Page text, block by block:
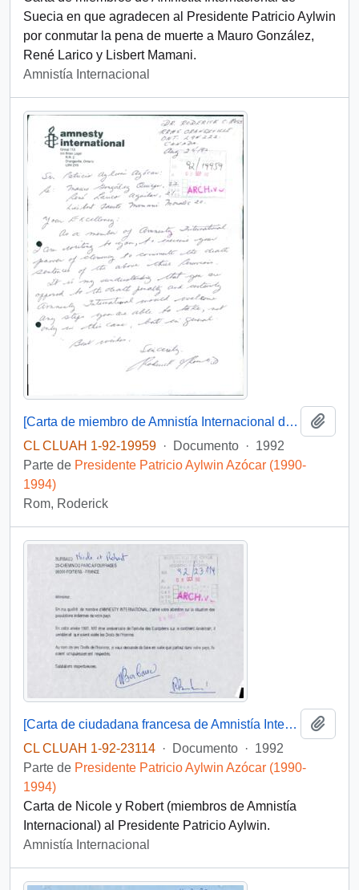
Suecia en que agradecen al Presidente Patricio Aylwin
por conmutar la pena de muerte a Mauro González,
René Larico y Lisbert Mamani.
Amnistía Internacional
[Carta de miembro de Amnistía Internacional dirigida al Presidente Patricio Aylwin referente a conmutar la pena de muerte]
CL CLUAH 1-92-19959 · Documento · 1992
Parte de Presidente Patricio Aylwin Azócar (1990-
1994)
Rom, Roderick
[Carta de ciudadana francesa de Amnistía Internacional]
CL CLUAH 1-92-23114 · Documento · 1992
Parte de Presidente Patricio Aylwin Azócar (1990-
1994)
Carta de Nicole y Robert (miembros de Amnistía
Internacional) al Presidente Patricio Aylwin.
Amnistía Internacional